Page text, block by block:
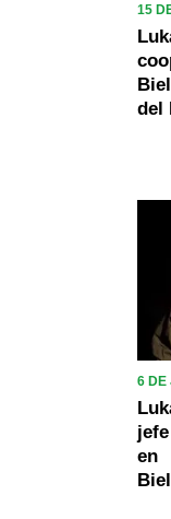
15
del
6 DE